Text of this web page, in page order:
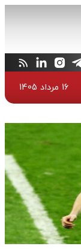
16 مرداد 1405